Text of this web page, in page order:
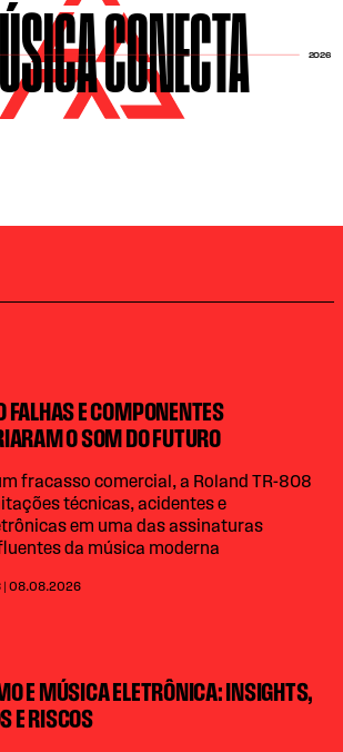
CONECTA 2026
E COMPONENTES
O SOM DO FUTURO
fracasso comercial, a Roland TR-808
técnicas, acidentes e
em uma das assinaturas
da música moderna
| 08.08.2026
E MÚSICA ELETRÔNICA: INSIGHTS,
E RISCOS